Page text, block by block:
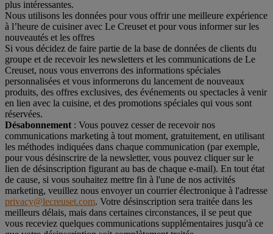
plus intéressantes.
Nous utilisons les données pour vous offrir une meilleure expérience
à l’heure de cuisiner avec Le Creuset et pour vous informer sur les
nouveautés et les offres
Si vous décidez de faire partie de la base de données de clients du
groupe et de recevoir les newsletters et les communications de Le
Creuset, nous vous enverrons des informations spéciales
personnalisées et vous informerons du lancement de nouveaux
produits, des offres exclusives, des événements ou spectacles à venir
en lien avec la cuisine, et des promotions spéciales qui vous sont
réservées.
Désabonnement : Vous pouvez cesser de recevoir nos
communications marketing à tout moment, gratuitement, en utilisant
les méthodes indiquées dans chaque communication (par exemple,
pour vous désinscrire de la newsletter, vous pouvez cliquer sur le
lien de désinscription figurant au bas de chaque e-mail). En tout état
de cause, si vous souhaitez mettre fin à l'une de nos activités
marketing, veuillez nous envoyer un courrier électronique à l'adresse
privacy@lecreuset.com. Votre désinscription sera traitée dans les
meilleurs délais, mais dans certaines circonstances, il se peut que
vous receviez quelques communications supplémentaires jusqu'à ce